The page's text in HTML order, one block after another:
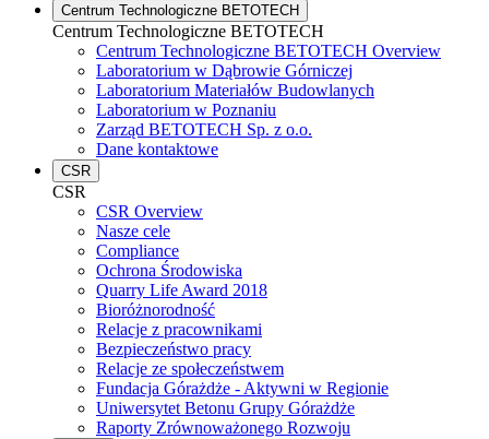
Centrum Technologiczne BETOTECH
Centrum Technologiczne BETOTECH
Centrum Technologiczne BETOTECH Overview
Laboratorium w Dąbrowie Górniczej
Laboratorium Materiałów Budowlanych
Laboratorium w Poznaniu
Zarząd BETOTECH Sp. z o.o.
Dane kontaktowe
CSR
CSR
CSR Overview
Nasze cele
Compliance
Ochrona Środowiska
Quarry Life Award 2018
Bioróżnorodność
Relacje z pracownikami
Bezpieczeństwo pracy
Relacje ze społeczeństwem
Fundacja Górażdże - Aktywni w Regionie
Uniwersytet Betonu Grupy Górażdże
Raporty Zrównoważonego Rozwoju